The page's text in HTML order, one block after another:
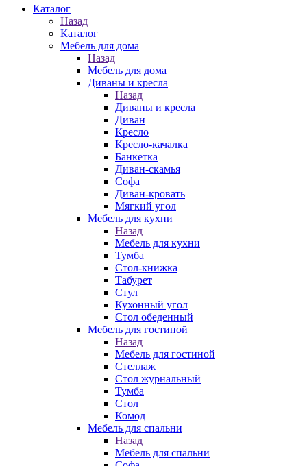
Каталог
Назад
Каталог
Мебель для дома
Назад
Мебель для дома
Диваны и кресла
Назад
Диваны и кресла
Диван
Кресло
Кресло-качалка
Банкетка
Диван-скамья
Софа
Диван-кровать
Мягкий угол
Мебель для кухни
Назад
Мебель для кухни
Тумба
Стол-книжка
Табурет
Стул
Кухонный угол
Стол обеденный
Мебель для гостиной
Назад
Мебель для гостиной
Стеллаж
Стол журнальный
Тумба
Стол
Комод
Мебель для спальни
Назад
Мебель для спальни